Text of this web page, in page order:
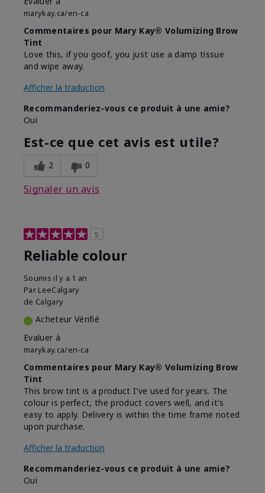
marykay.ca/en-ca
Commentaires pour Mary Kay® Volumizing Brow
Tint
Love this, if you goof, you just use a damp tissue
and wipe away.
Afficher la traduction
Recommanderiez-vous ce produit à une amie?
Oui
Est-ce que cet avis est utile?
2 0
Signaler un avis
5
Reliable colour
Soumis il y a 1 an
Par LeeCalgary
de Calgary
Acheteur Vérifié
Evaluer à
marykay.ca/en-ca
Commentaires pour Mary Kay® Volumizing Brow
Tint
This brow tint is a product I've used for years. The
colour is perfect, the product covers well, and it's
easy to apply. Delivery is within the time frame noted
upon purchase.
Afficher la traduction
Recommanderiez-vous ce produit à une amie?
Oui